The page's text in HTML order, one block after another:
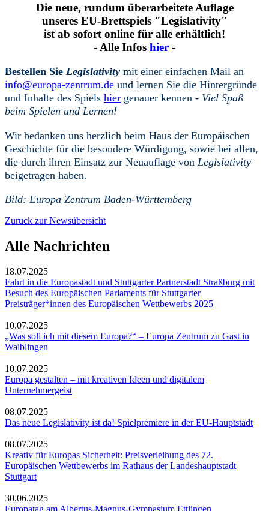
Die neue, rundum überarbeitete Auflage
unseres EU-Brettspiels "Legislativity"
ist ab sofort online für alle erhältlich!
- Alle Infos hier -
Bestellen Sie Legislativity mit einer einfachen Mail an
info@europa-zentrum.de und lernen Sie die Hintergründe
und Inhalte des Spiels hier genauer kennen - Viel Spaß
beim Spielen und Lernen!
Wir bedanken uns herzlich beim Haus der Europäischen
Geschichte für die besondere Würdigung, sowie bei allen,
die durch ihren Einsatz zur Neuauflage von Legislativity
beigetragen haben.
Bild: Europa Zentrum Baden-Württemberg
Zurück zur Newsübersicht
Alle Nachrichten
18.07.2025
Fahrt in die Europastadt und Stuttgarter Partnerstadt Straßburg mit
Besuch des Europäischen Parlaments für Stuttgarter
Preisträger*innen des Europäischen Wettbewerbs 2025
10.07.2025
„Was soll ich mit diesem Europa?“ – Europa Zentrum zu Gast in
Waiblingen
10.07.2025
Europa gestalten – mit kreativen Ideen und digitalem
Unternehmergeist
08.07.2025
Das neue Legislativity ist da! Spielpremiere in der EU-Hauptstadt
08.07.2025
Kreativ für Europas Sicherheit: Preisverleihung des 72.
Europäischen Wettbewerbs im Rathaus der Landeshauptstadt
Stuttgart
30.06.2025
Europatag am Albertus-Magnus-Gymnasium Ettlingen